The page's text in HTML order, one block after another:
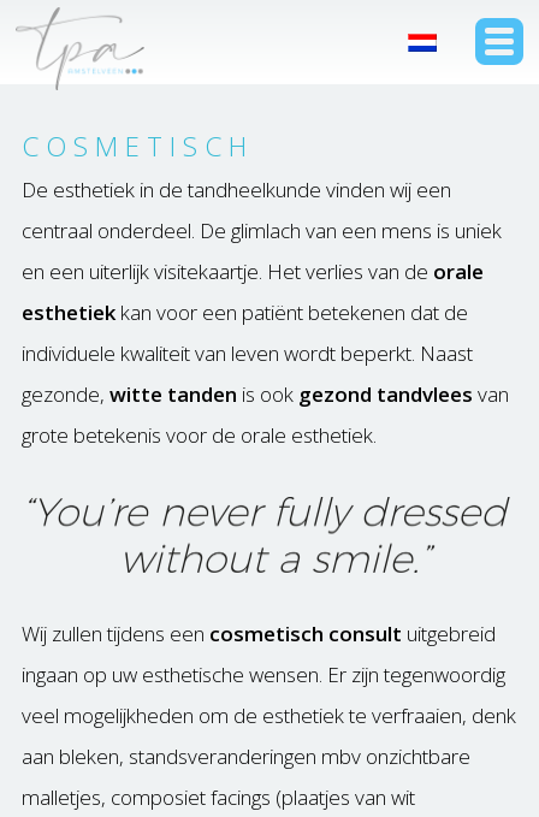
C O S M E T I S C H
De esthetiek in de tandheelkunde vinden wij een
centraal onderdeel. De glimlach van een mens is uniek
en een uiterlijk visitekaartje. Het verlies van de orale
esthetiekkan voor een patiënt betekenen dat de
individuele kwaliteit van leven wordt beperkt. Naast
gezonde, witte tanden is ook gezond tandvlees van
grote betekenis voor de orale esthetiek.
Wij zullen tijdens een cosmetisch consult uitgebreid
ingaan op uw esthetische wensen. Er zijn tegenwoordig
veel mogelijkheden om de esthetiek te verfraaien, denk
aan bleken, standsveranderingen mbv onzichtbare
malletjes, composiet facings (plaatjes van wit